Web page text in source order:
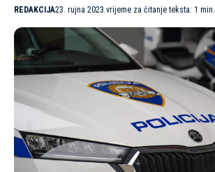
REDAKCIJA23. rujna 2023.vrijeme za čitanje teksta: 1 min.